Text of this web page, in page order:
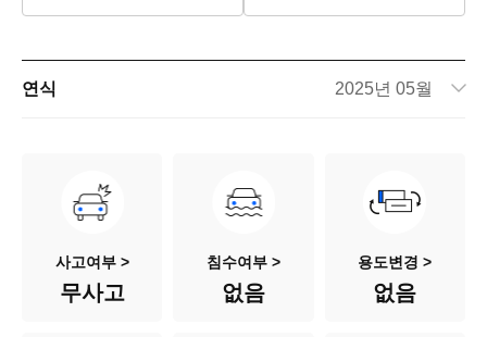
연식 2025년 05월
차량번호 255가9741
색상 검정색
사고여부 >
무사고
침수여부 >
없음
용도변경 >
없음